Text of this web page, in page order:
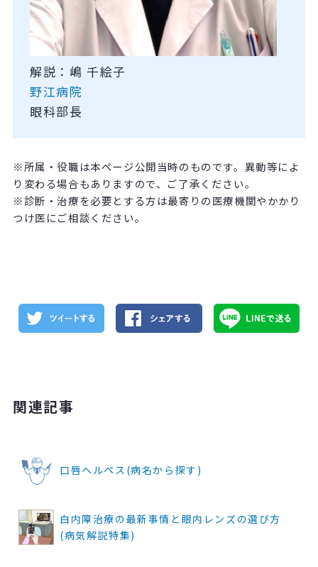
解説：嶋 千絵子
野江病院
眼科部長
※所属・役職は本ページ公開当時のものです。異動等によ
り変わる場合もありますので、ご了承ください。
※診断・治療を必要とする方は最寄りの医療機関やかかり
つけ医にご相談ください。
関連記事
口唇ヘルペス(病名から探す)
白内障治療の最新事情と眼内レンズの選び方
(病気解説特集)